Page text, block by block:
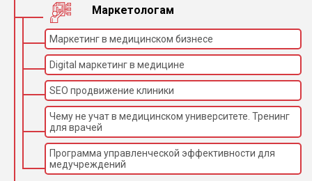
Маркетологам
Маркетинг в медицинском бизнесе
Digital маркетинг в медицине
SEO продвижение клиники
Чему не учат в медицинском университете. Тренинг
для врачей
Программа управленческой эффективности для
медучреждений